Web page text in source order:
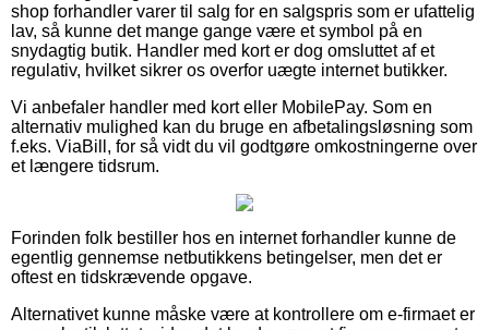
shop forhandler varer til salg for en salgspris som er ufattelig
lav, så kunne det mange gange være et symbol på en
snydagtig butik. Handler med kort er dog omsluttet af et
regulativ, hvilket sikrer os overfor uægte internet butikker.
Vi anbefaler handler med kort eller MobilePay. Som en
alternativ mulighed kan du bruge en afbetalingsløsning som
f.eks. ViaBill, for så vidt du vil godtgøre omkostningerne over
et længere tidsrum.
Forinden folk bestiller hos en internet forhandler kunne de
egentlig gennemse netbutikkens betingelser, men det er
oftest en tidskrævende opgave.
Alternativet kunne måske være at kontrollere om e-firmaet er